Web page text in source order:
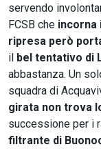
servendo
FCSB che incorna
ripresa però
il bel tentativo di
abbastanza. Un
squadra di
girata non trova
successione per i
filtrante di